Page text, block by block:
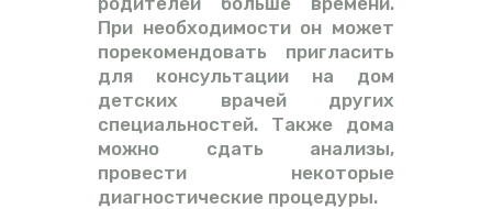
При необходимости он может
порекомендовать пригласить
для консультации на дом
детских врачей других
специальностей. Также дома
можно сдать анализы,
провести некоторые
диагностические процедуры.